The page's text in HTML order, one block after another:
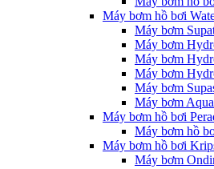
Máy bơm hồ bơi
Máy bơm
Máy bơm
Máy bơm
Máy bơm
Máy bơm
Máy bơm
Máy bơm hồ bơi
Máy bơm hồ
Máy bơm hồ bơi
Máy bơm